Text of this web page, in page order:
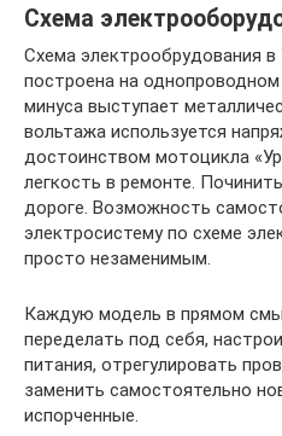
Схема
Схема электрообрудования
построена на однопроводном
минуса выступает
вольтажа используется
достоинством мотоцикла
легкость в ремонте.
дороге. Возможность
электросистему по схеме
просто незаменимым.
Каждую модель в прямом
переделать под себя,
питания, отрегулировать
заменить самостоятельно
испорченные.